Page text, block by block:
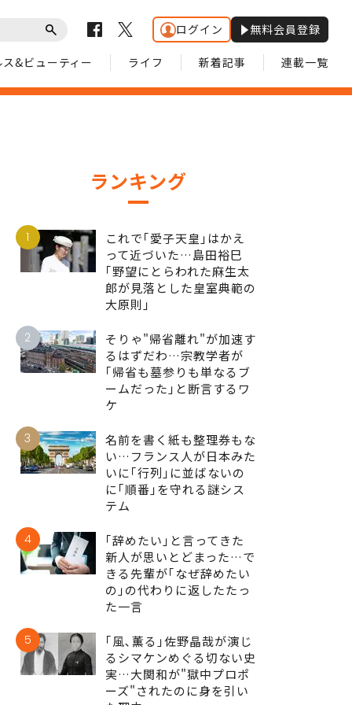
ログイン 無料会員登録
&ビューティー ライフ 新着記事 連載一覧
ランキング
1
これで｢愛子天皇｣はかえ
って近づいた…島田裕巳
｢野望にとらわれた麻生太
郎が見落とした皇室典範の
大原則｣
2
そりゃ"帰省離れ"が加速す
るはずだわ…宗教学者が
｢帰省も墓参りも単なるブ
ームだった｣と断言するワ
ケ
3
名前を書く紙も整理券もな
い…フランス人が日本みた
いに｢行列｣に並ばないの
に｢順番｣を守れる謎シス
テム
4
｢辞めたい｣と言ってきた
新人が思いとどまった…で
きる先輩が｢なぜ辞めたい
の｣の代わりに返したたっ
た一言
5
｢風､薫る｣佐野晶哉が演じ
るシマケンめぐる切ない史
実…大関和が"獄中プロポ
ーズ"されたのに身を引い